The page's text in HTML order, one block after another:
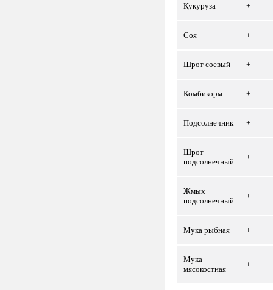
Кукуруза +
Соя +
Шрот соевый +
Комбикорм +
Подсолнечник +
Шрот
подсолнечный
+
Жмых
подсолнечный
+
Мука рыбная +
Мука
мясокостная
+